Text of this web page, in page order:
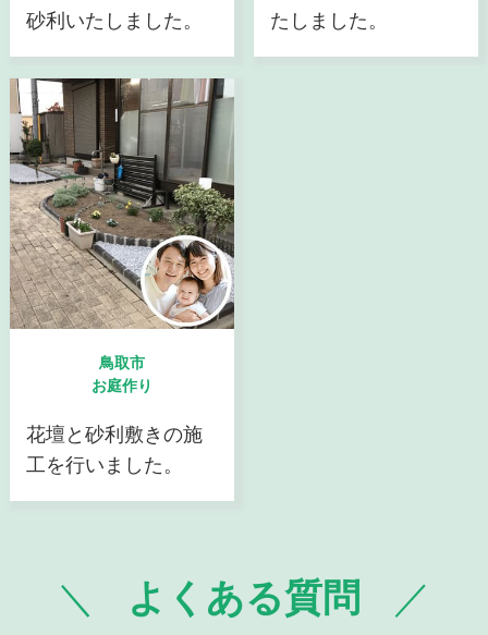
砂利いたしました。
たしました。
鳥取市
お庭作り
花壇と砂利敷きの施
工を行いました。
よくある質問